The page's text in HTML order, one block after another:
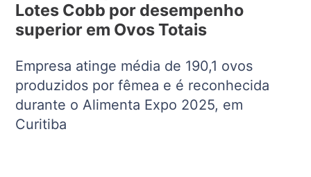
Lotes Cobb por desempenho
superior em Ovos Totais
Empresa atinge média de 190,1 ovos
produzidos por fêmea e é reconhecida
durante o Alimenta Expo 2025, em
Curitiba